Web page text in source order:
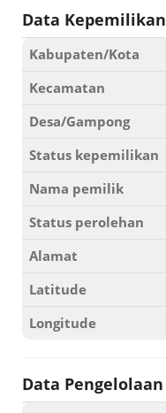
Data Kepemilikan
Kabupaten/Kota
Kecamatan
Desa/Gampong
Status kepemilikan
Nama pemilik
Status perolehan
Alamat
Latitude
Longitude
Data Pengelolaan